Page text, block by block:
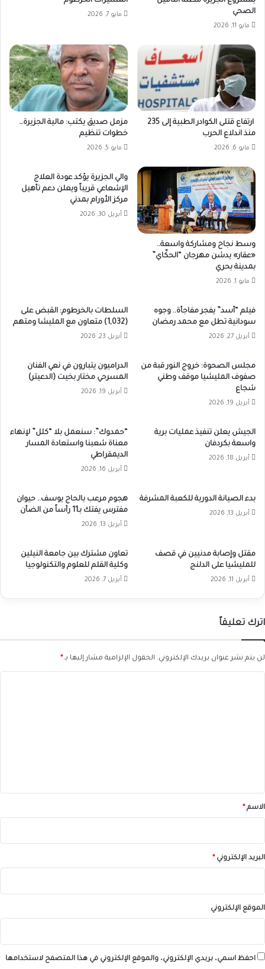
الصحي
مايو 11, 2026
مايو 7, 2026
ارتفاع قتلى الكوادر الطبية إلى 235
منذ اندلاع الحرب
مايو 6, 2026
مزمل صديق يكتب: مالية الجزيرة…
خطوات تنظيم
مايو 5, 2026
وسط نجاح ومشاركة واسعة..
«عقار» يدشن مهرجان “الحكّاي”
بمدينة بحري
مايو 1, 2026
والي الجزيرة يؤكد عودة العلاج
الإشعاعي قريباً ويعلن دعم تأهيل
مركز الأورام بمدني
أبريل 30, 2026
فيلم “أسد” يفجر مفاجأة.. وجوه
سودانية تطل مع محمد رمضان
أبريل 27, 2026
السلطات بالخرطوم: القبض على
(1,032) متعاون مع المليشا ومتهم
أبريل 23, 2026
مجلس الصحوة: خروج النور قبة من
صفوف المليشيا موقف وطني
شجاع
أبريل 19, 2026
الدراميون يتبارون في نعي الفنان
المسرحي مختار بخيت (الدعيتر)
أبريل 19, 2026
الجيش يعلن تنفيذ عمليات برية
واسعة بكردفان
أبريل 18, 2026
“حمدوك”: سنعمل بلا “كلل” لإنهاء
معناة شعبنا واستعادة المسار
الديمقراطي
أبريل 16, 2026
بدء الصيانة الدورية للكعبة المشرفة
أبريل 13, 2026
هجوم مرعب بالحاج يوسف.. حيوان
مفترس يفتك بـ11 رأساً من الضأن
أبريل 13, 2026
مقتل وإصابة مدنيين في قصف
للمليشيا على الدلنج
أبريل 11, 2026
تعاون مشترك بين جامعة النيلين
وكلية القلم للعلوم والتكنولوجيا
أبريل 7, 2026
اترك تعليقاً
لن يتم نشر عنوان بريدك الإلكتروني. الحقول الإلزامية مشار إليها بـ*
*الاسم*
البريد الإلكتروني*
الموقع الإلكتروني
احفظ اسمي، بريدي الإلكتروني، والموقع الإلكتروني في هذا المتصفح لاستخدامها